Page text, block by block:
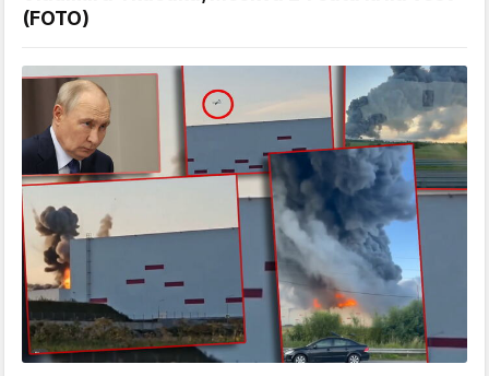
(FOTO)